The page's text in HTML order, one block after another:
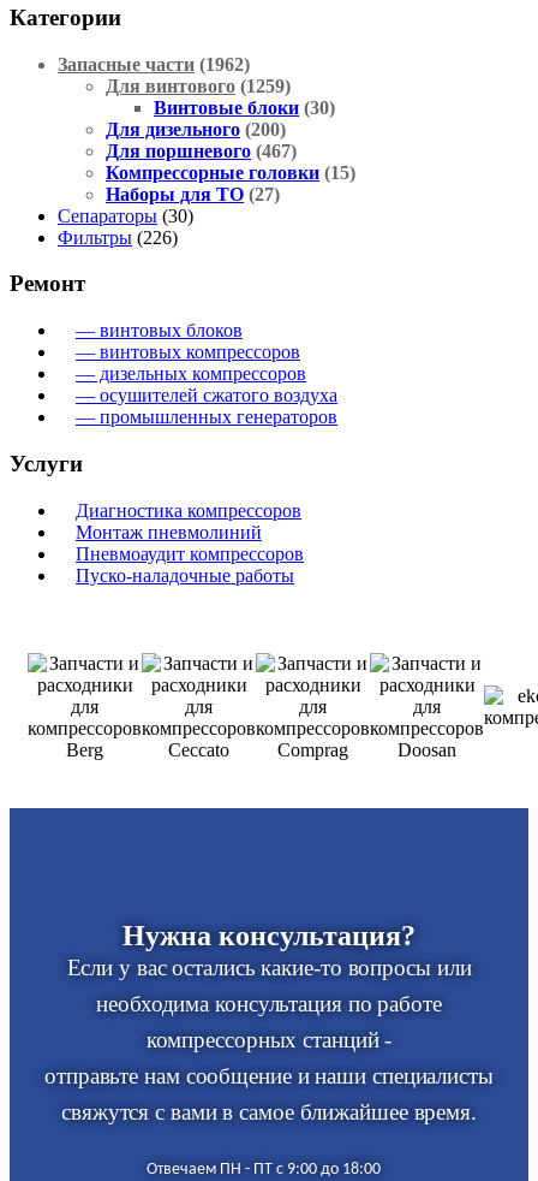
Категории
Запасные части (1962)
Для винтового (1259)
Винтовые блоки (30)
Для дизельного (200)
Для поршневого (467)
Компрессорные головки (15)
Наборы для ТО (27)
Сепараторы (30)
Фильтры (226)
Ремонт
— винтовых блоков
— винтовых компрессоров
— дизельных компрессоров
— осушителей сжатого воздуха
— промышленных генераторов
Услуги
Диагностика компрессоров
Монтаж пневмолиний
Пневмоаудит компрессоров
Пуско-наладочные работы
Нужна консультация?
Если у вас остались какие-то вопросы или
необходима консультация по работе
компрессорных станций -
отправьте нам сообщение и наши специалисты
свяжутся с вами в самое ближайшее время.
Отвечаем ПН - ПТ с 9:00 до 18:00